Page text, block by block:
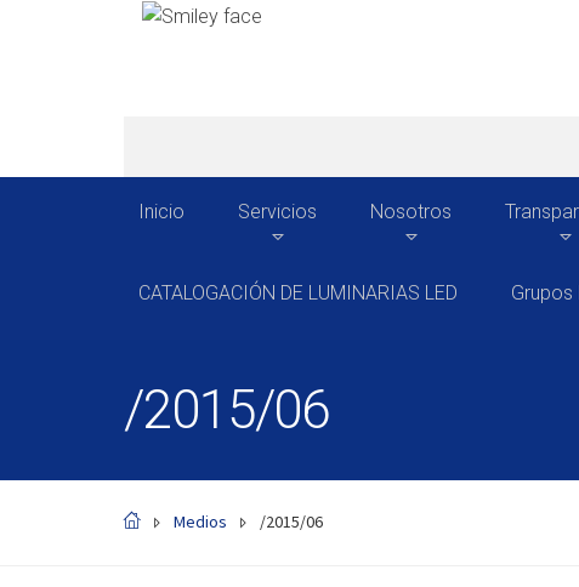
Inicio Servicios Nosotros
CATALOGACIÓN DE LUMINARIAS LED Grupos
/2015/06
Medios /2015/06